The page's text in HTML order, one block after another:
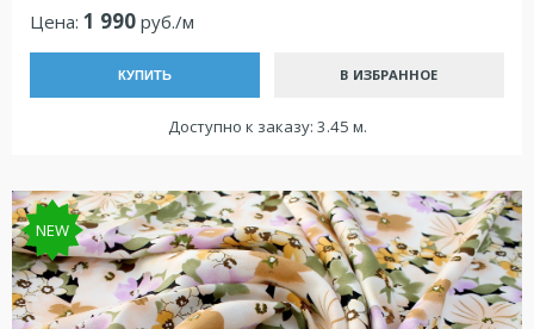
Цена: 1 990 руб./м
КУПИТЬ В ИЗБРАННОЕ
Доступно к заказу: 3.45 м.
NEW